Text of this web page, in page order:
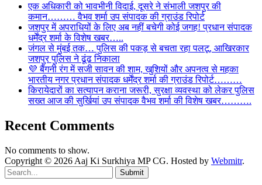
एक अधिकारी को भावभीनी विदाई, दूसरे ने संभाली जशपुर की
कमान……… वैभव शर्मा उप संपादक की ग्राउंड रिपोर्ट
जशपुर में अपराधियों के लिए अब नहीं बचेगी कोई जगह! प्रधान संपादक
धर्मेंद्र शर्मा के विशेष खबर…..
जंगल से मुंबई तक… पुलिस की पकड़ से बचता रहा पलटू, आखिरकार
जशपुर पुलिस ने ढूंढ निकाला
💜 बैंगनी रंग में सजी सावन की शाम, खुशियों और अपनत्व से महका
भारतीय नगर प्रधान संपादक धर्मेंद्र शर्मा की ग्राउंड रिपोर्ट………
किरायेदारों का सत्यापन कराना जरूरी, सुरक्षा व्यवस्था को लेकर पुलिस
सख्त आज की सुर्खियां उप संपादक वैभव शर्मा की विशेष खबर……….
Recent Comments
No comments to show.
Copyright © 2026 Aaj Ki Surkhiya MP CG. Hosted by Webmitr.
Submit